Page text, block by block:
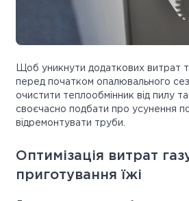
Щоб уникнути додаткових витрат
перед початком опалювального
очистити теплообмінник від пилу
своєчасно подбати про усунення
відремонтувати труби.
Оптимізація витрат
приготування їжі